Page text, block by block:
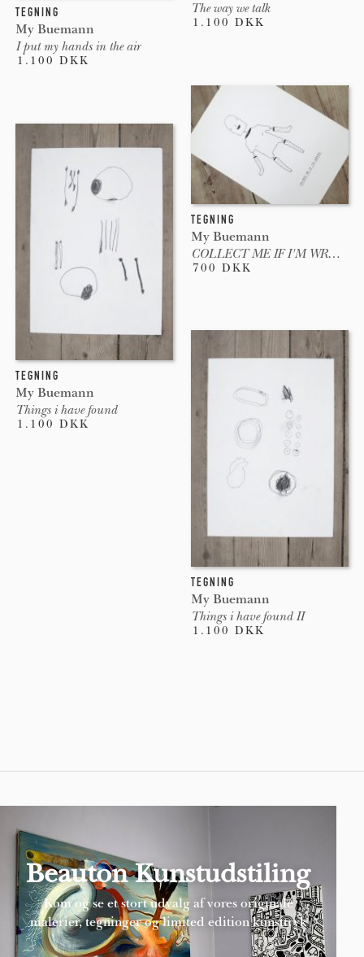
The way we talk
1.100 DKK
TEGNING
My Buemann
I put my hands in the air
1.100 DKK
TEGNING
My Buemann
COLLECT ME IF I'M WRONG
700 DKK
TEGNING
My Buemann
Things i have found
1.100 DKK
TEGNING
My Buemann
Things i have found II
1.100 DKK
Beauton Kunstudstiling
Kom og se et stort udvalg af vores originale
malerier, tegninger og limited edition kunsttryk